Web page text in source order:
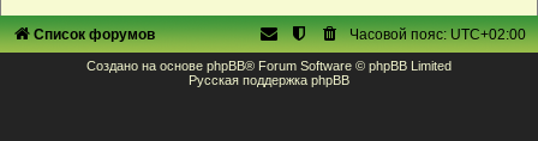
Список форумов Часовой пояс:UTC+02:00
Создано на основе phpBB® Forum Software © phpBB Limited
Русская поддержка phpBB